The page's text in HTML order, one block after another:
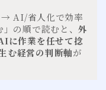
→ AI/省人化で効率
の順で読むと、外
に作業を任せて捻
む経営の判断軸が